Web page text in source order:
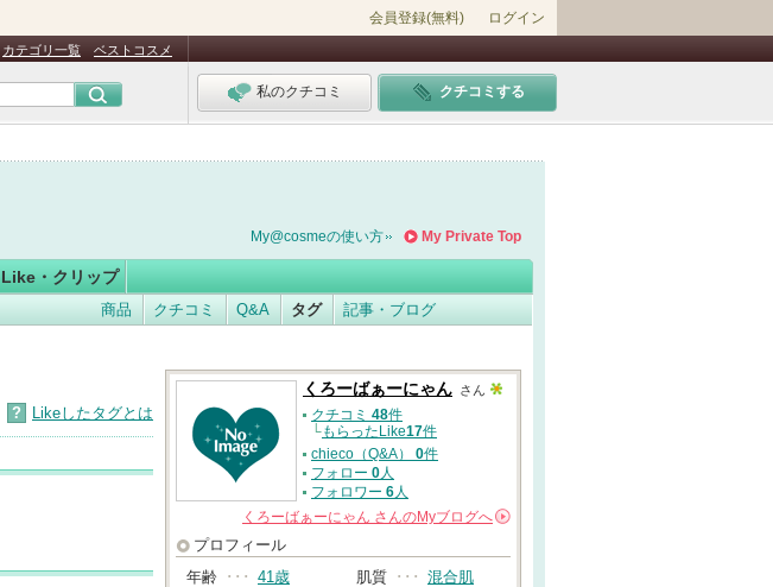
会員登録(無料) ログイン
カテゴリ一覧 ベストコスメ
私のクチコミ クチコミする
My Private Top
My@cosmeの使い方
Like・クリップ
商品 クチコミ Q&A タグ 記事・ブログ
? Likeしたタグとは
くろーばぁーにゃん さん
クチコミ 48件
└もらったLike17件
chieco（Q&A） 0件
フォロー 0人
フォロワー 6人
くろーばぁーにゃん さんのMyブログへ
プロフィール
年齢 ･･･ 41歳 肌質 ･･･ 混合肌